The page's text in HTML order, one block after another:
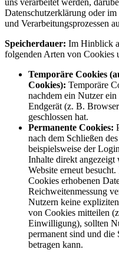
uns verarbeitet werden,
Datenschutzerklärung oder
und Verarbeitungsprozessen
Speicherdauer: Im Hinblick
folgenden Arten von Cookies
Temporäre Cookies
Cookies): Temporäre
nachdem ein Nutzer
Endgerät (z. B.
geschlossen hat.
Permanente Cookies:
nach dem Schließen
beispielsweise der
Inhalte direkt angezeigt
Website erneut
Cookies erhobenen
Reichweitenmessung
Nutzern keine
von Cookies mitteilen
Einwilligung), sollten
permanent sind und die
betragen kann.